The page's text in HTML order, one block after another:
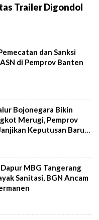
Trailer Digondol
dan Sanksi
di Pemprov Banten
Bojonegara Bikin
Merugi, Pemprov
Keputusan Baru 4
MBG Tangerang
Sanitasi, BGN Ancam